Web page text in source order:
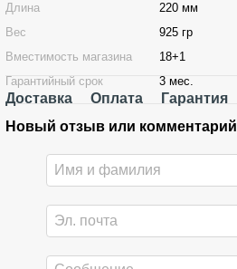
Длина
220 мм
Вес
925 гр
Вместимость магазина
18+1
Гарантийный срок
3 мес.
Доставка Оплата Гарантия
Новый отзыв или комментарий